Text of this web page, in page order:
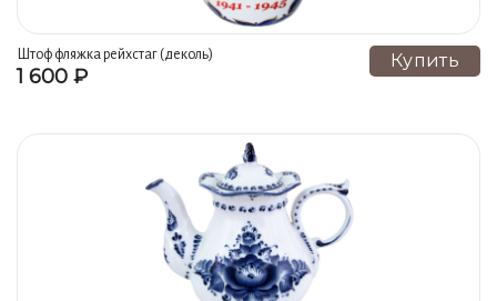
Штоф фляжка рейхстаг (деколь)
1 600 ₽
Купить